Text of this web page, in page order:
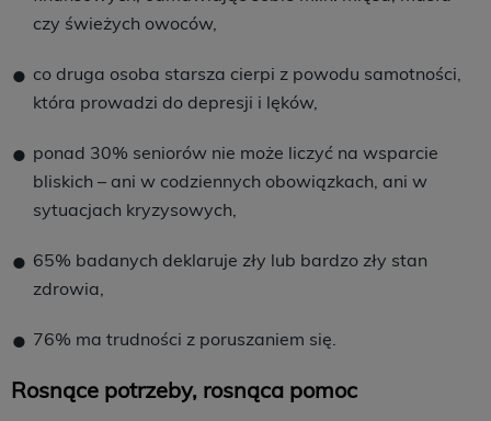
czy świeżych owoców,
co druga osoba starsza cierpi z powodu samotności,
która prowadzi do depresji i lęków,
ponad 30% seniorów nie może liczyć na wsparcie
bliskich – ani w codziennych obowiązkach, ani w
sytuacjach kryzysowych,
65% badanych deklaruje zły lub bardzo zły stan
zdrowia,
76% ma trudności z poruszaniem się.
Rosnące potrzeby, rosnąca pomoc